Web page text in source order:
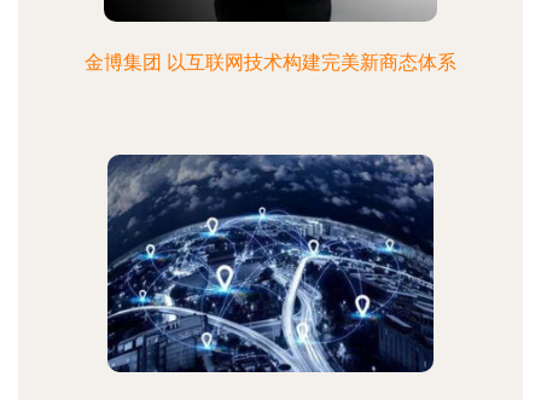
金博集团 以互联网技术构建完美新商态体系